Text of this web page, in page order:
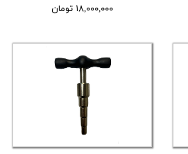
۱۸,۰۰۰,۰۰۰ تومان